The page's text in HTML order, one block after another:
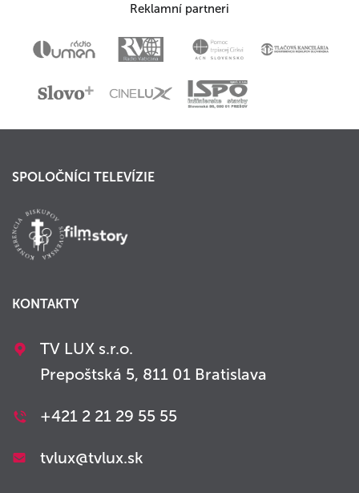
Reklamní partneri
SPOLOČNÍCI TELEVÍZIE
KONTAKTY
TV LUX s.r.o.
Prepoštská 5, 811 01 Bratislava
+421 2 21 29 55 55
tvlux@tvlux.sk